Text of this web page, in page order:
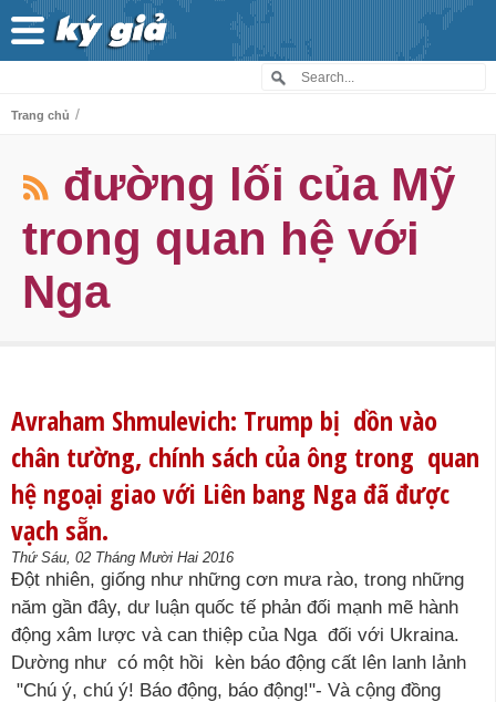
Trang chủ /
đường lối của Mỹ
trong quan hệ với
Nga
Avraham Shmulevich: Trump bị dồn vào
chân tường, chính sách của ông trong quan
hệ ngoại giao với Liên bang Nga đã được
vạch sẵn.
Thứ Sáu, 02 Tháng Mười Hai 2016
Đột nhiên, giống như những cơn mưa rào, trong những
năm gần đây, dư luận quốc tế phản đối mạnh mẽ hành
động xâm lược và can thiệp của Nga đối với Ukraina.
Dường như có một hồi kèn báo động cất lên lanh lảnh
"Chú ý, chú ý! Báo động, báo động!"- Và cộng đồng